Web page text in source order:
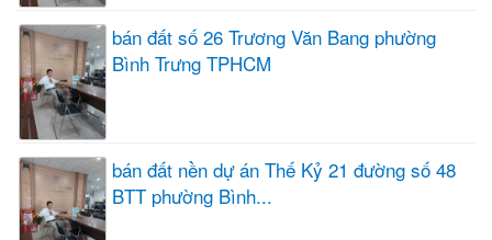
bán đất số 26 Trương Văn Bang phường
Bình Trưng TPHCM
bán đất nền dự án Thế Kỷ 21 đường số 48
BTT phường Bình...